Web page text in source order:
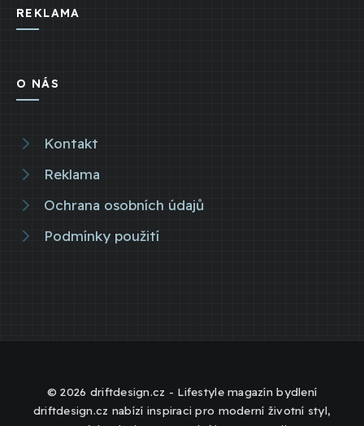
REKLAMA
O NÁS
Kontakt
Reklama
Ochrana osobních údajů
Podmínky použití
© 2026 driftdesign.cz - Lifestyle magazín bydlení
driftdesign.cz nabízí inspiraci pro moderní životní styl,